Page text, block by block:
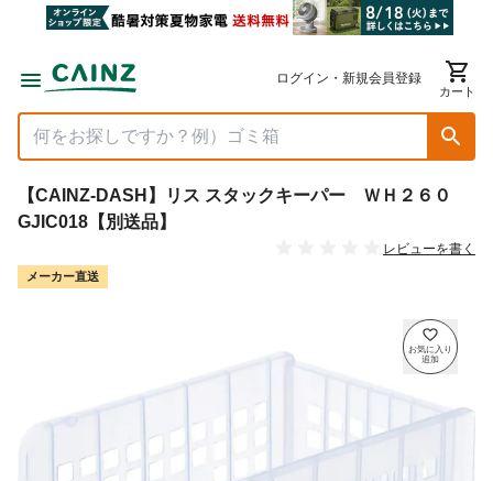
ログイン・新規会員登録
カート
【CAINZ-DASH】リス スタックキーパー ＷＨ２６０
GJIC018【別送品】
レビューを書く
メーカー直送